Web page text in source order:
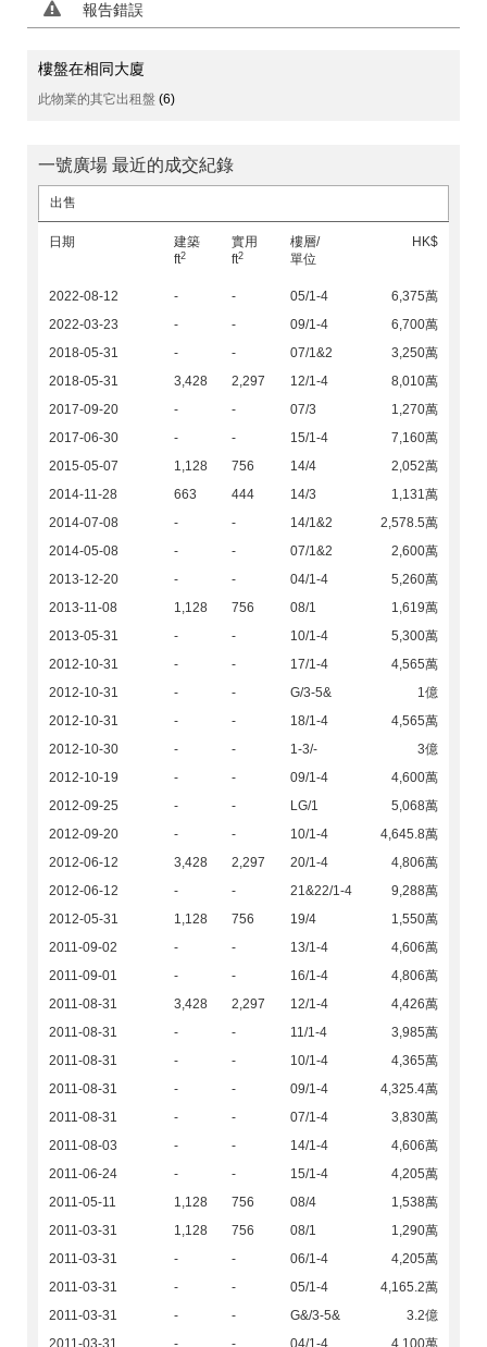
報告錯誤
樓盤在相同大廈
此物業的其它出租盤 (6)
一號廣場 最近的成交紀錄
出售
日期
建築
ft2
實用
ft2
樓層/
單位
HK$
2022-08-12 - - 05/1-4
6,375萬
2022-03-23
- - 09/1-4
6,700萬
2018-05-31
- - 07/1&2
3,250萬
2018-05-31
3,428 2,297 12/1-4
8,010萬
2017-09-20
- - 07/3
1,270萬
2017-06-30
- - 15/1-4
7,160萬
2015-05-07
1,128 756 14/4
2,052萬
2014-11-28
663 444 14/3
1,131萬
2014-07-08
- - 14/1&2
2,578.5萬
2014-05-08
- - 07/1&2
2,600萬
2013-12-20
- - 04/1-4
5,260萬
2013-11-08
1,128 756 08/1
1,619萬
2013-05-31
- - 10/1-4
5,300萬
2012-10-31
- - 17/1-4
4,565萬
2012-10-31
- - G/3-5&
1億
2012-10-31
- - 18/1-4
4,565萬
2012-10-30
- - 1-3/-
3億
2012-10-19
- - 09/1-4
4,600萬
2012-09-25
- - LG/1
5,068萬
2012-09-20
- - 10/1-4
4,645.8萬
2012-06-12
3,428 2,297 20/1-4
4,806萬
2012-06-12
- - 21&22/1-4
9,288萬
2012-05-31
1,128 756 19/4
1,550萬
2011-09-02
- - 13/1-4
4,606萬
2011-09-01
- - 16/1-4
4,806萬
2011-08-31
3,428 2,297 12/1-4
4,426萬
2011-08-31
- - 11/1-4
3,985萬
2011-08-31
- - 10/1-4
4,365萬
2011-08-31
- - 09/1-4
4,325.4萬
2011-08-31
- - 07/1-4
3,830萬
2011-08-03
- - 14/1-4
4,606萬
2011-06-24
- - 15/1-4
4,205萬
2011-05-11
1,128 756 08/4
1,538萬
2011-03-31
1,128 756 08/1
1,290萬
2011-03-31
- - 06/1-4
4,205萬
2011-03-31
- - 05/1-4
4,165.2萬
2011-03-31
- - G&/3-5&
3.2億